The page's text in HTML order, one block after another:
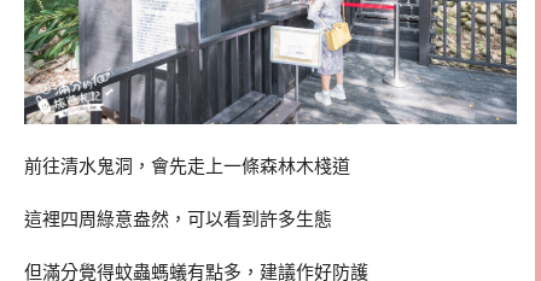
前往清水鬼洞，會先走上一條森林木棧道
這裡四周綠意盎然，可以看到許多生態
但滿分覺得蚊蟲螞蟻有點多，建議作好防護